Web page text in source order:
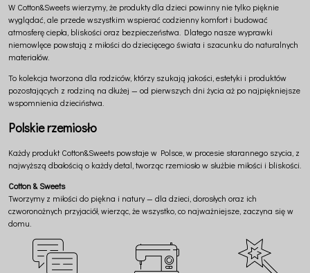
W Cotton&Sweets wierzymy, że produkty dla dzieci powinny nie tylko pięknie
wyglądać, ale przede wszystkim wspierać codzienny komfort i budować
atmosferę ciepła, bliskości oraz bezpieczeństwa. Dlatego nasze wyprawki
niemowlęce powstają z miłości do dziecięcego świata i szacunku do naturalnych
materiałów.
To kolekcja tworzona dla rodziców, którzy szukają jakości, estetyki i produktów
pozostających z rodziną na dłużej — od pierwszych dni życia aż po najpiękniejsze
wspomnienia dzieciństwa.
Polskie rzemiosło
Każdy produkt Cotton&Sweets powstaje w Polsce, w procesie starannego szycia, z
najwyższą dbałością o każdy detal, tworząc rzemiosło w służbie miłości i bliskości.
Cotton & Sweets
Tworzymy z miłości do piękna i natury — dla dzieci, dorosłych oraz ich
czworonożnych przyjaciół, wierząc, że wszystko, co najważniejsze, zaczyna się w
domu.